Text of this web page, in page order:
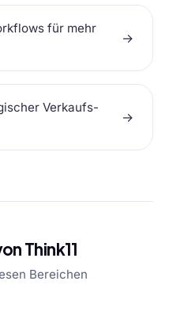
für mehr
→
Verkaufs-
→
Think11
Bereichen